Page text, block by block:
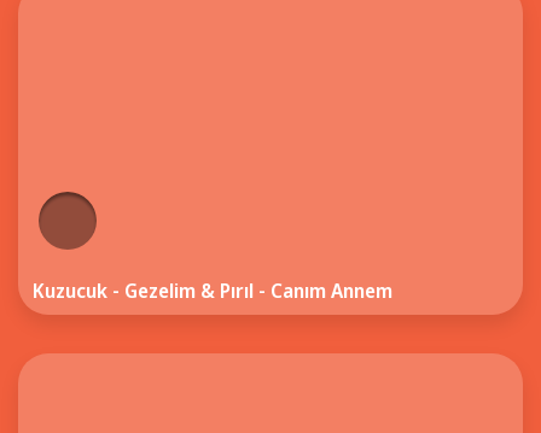
Kuzucuk - Gezelim & Pırıl - Canım Annem